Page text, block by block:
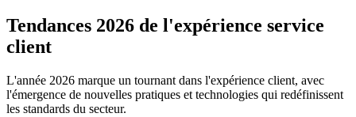
Tendances 2026 de l'expérience service
client
L'année 2026 marque un tournant dans l'expérience client, avec
l'émergence de nouvelles pratiques et technologies qui redéfinissent
les standards du secteur.